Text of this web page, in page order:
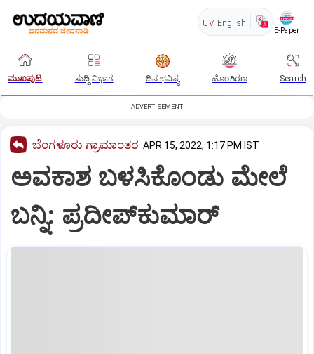
UV English
E-Paper
ಮುಖಪುಟ ಸುದ್ದಿ ವಿಭಾಗ ದಿನ ಭವಿಷ್ಯ ಹೊಂಗಿರಣ Search
ADVERTISEMENT
ಬೆಂಗಳೂರು ಗ್ರಾಮಾಂತರ APR 15, 2022, 1:17 PM IST
ಅವಕಾಶ ಬಳಸಿಕೊಂಡು ಮೇಲೆ
ಬನ್ನಿ: ಪ್ರದೀಪ್‌ಕುಮಾರ್‌